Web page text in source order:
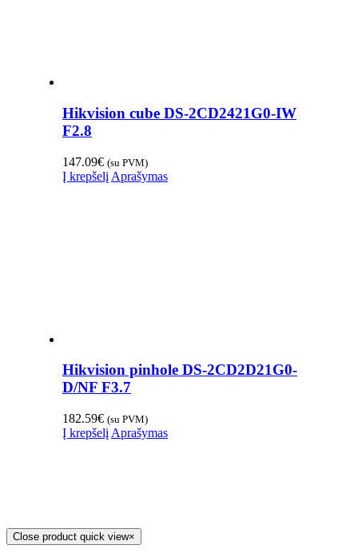
Hikvision cube DS-2CD2421G0-IW
F2.8
147.09€ (su PVM)
Į krepšelį Aprašymas
Hikvision pinhole DS-2CD2D21G0-
D/NF F3.7
182.59€ (su PVM)
Į krepšelį Aprašymas
Close product quick view×